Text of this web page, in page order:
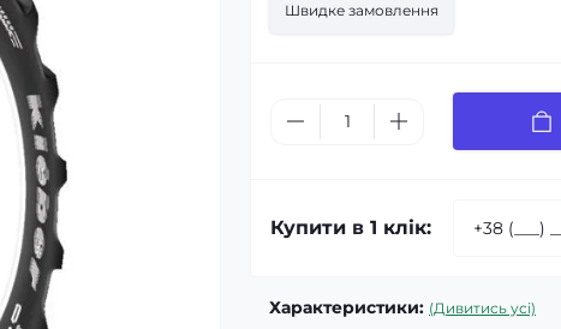
Швидке замовлення
Купити в 1 клік:
Характеристики: (Дивитись усі)